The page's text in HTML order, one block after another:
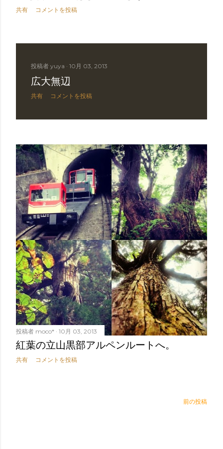
共有 コメントを投稿
投稿者 yuya 10月 03, 2013
広大無辺
共有 コメントを投稿
投稿者 moco* 10月 03, 2013
紅葉の立山黒部アルペンルートへ。
共有 コメントを投稿
前の投稿